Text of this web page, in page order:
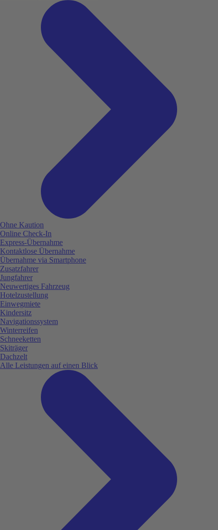
Ohne Kaution
Online Check-In
Express-Übernahme
Kontaktlose Übernahme
Übernahme via Smartphone
Zusatzfahrer
Jungfahrer
Neuwertiges Fahrzeug
Hotelzustellung
Einwegmiete
Kindersitz
Navigationssystem
Winterreifen
Schneeketten
Skiträger
Dachzelt
Alle Leistungen auf einen Blick